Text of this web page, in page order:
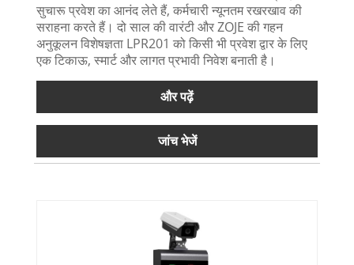
सुचारू प्रवेश का आनंद लेते हैं, कर्मचारी न्यूनतम रखरखाव की
सराहना करते हैं। दो साल की वारंटी और ZOJE की गहन
अनुकूलन विशेषज्ञता LPR201 को किसी भी प्रवेश द्वार के लिए
एक टिकाऊ, स्मार्ट और लागत प्रभावी निवेश बनाती है।
और पढ़ें
जांच भेजें